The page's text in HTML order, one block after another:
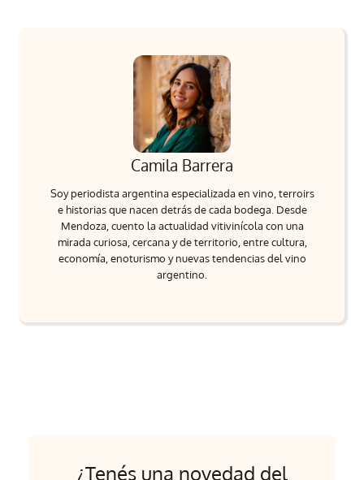
Camila Barrera
Soy periodista argentina especializada en vino, terroirs
e historias que nacen detrás de cada bodega. Desde
Mendoza, cuento la actualidad vitivinícola con una
mirada curiosa, cercana y de territorio, entre cultura,
economía, enoturismo y nuevas tendencias del vino
argentino.
¿Tenés una novedad del